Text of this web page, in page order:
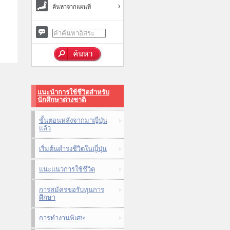
ค้นหาจากแผนที่
แนะนำการใช้ชีวิตสำหรับ
นักศึกษาต่างชาติ
ขั้นตอนหลังจากมาญี่ปุ่น
แล้ว
เริ่มต้นดำรงชีวิตในญี่ปุ่น
แนะแนวการใช้ชีวิต
การสมัครขอรับทุนการ
ศึกษา
การทำงานพิเศษ